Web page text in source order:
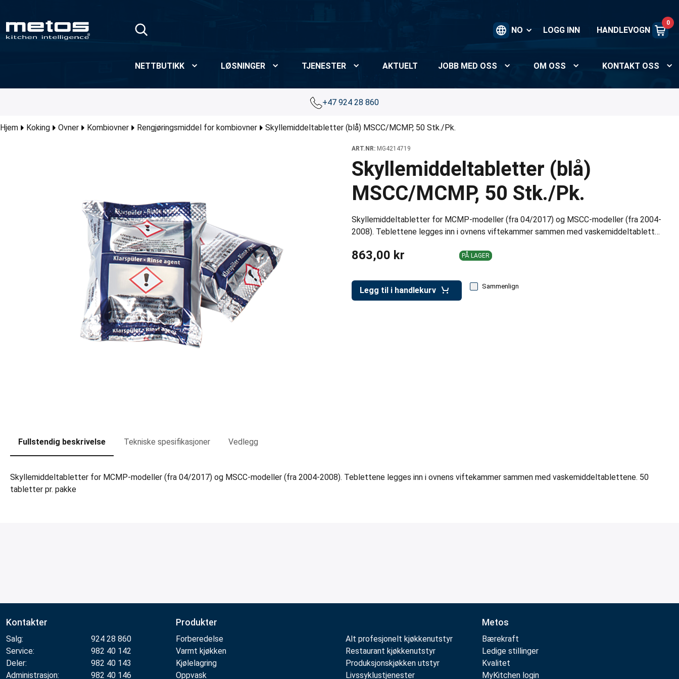
NO LOGG INN HANDLEVOGN
0
NETTBUTIKK LØSNINGER TJENESTER AKTUELT JOBB MED OSS OM OSS KONTAKT OSS
+47 924 28 860
Hjem Koking Ovner Kombiovner Rengjøringsmiddel for kombiovner Skyllemiddeltabletter (blå) MSCC/MCMP, 50 Stk./Pk.
ART.NR: MG4214719
Skyllemiddeltabletter (blå)
MSCC/MCMP, 50 Stk./Pk.
Skyllemiddeltabletter for MCMP-modeller (fra 04/2017) og MSCC-modeller (fra 2004-
2008). Teblettene legges inn i ovnens viftekammer sammen med vaskemiddeltablett…
863,00 kr PÅ LAGER
Legg til i handlekurv Sammenlign
Fullstendig beskrivelse Tekniske spesifikasjoner Vedlegg
Skyllemiddeltabletter for MCMP-modeller (fra 04/2017) og MSCC-modeller (fra 2004-2008). Teblettene legges inn i ovnens viftekammer sammen med vaskemiddeltablettene. 50
tabletter pr. pakke
Kontakter
Salg:
924 28 860
Service:
982 40 142
Deler:
982 40 143
Administrasjon:
982 40 146
Produkter
Forberedelse
Varmt kjøkken
Kjølelagring
Oppvask
Alt profesjonelt kjøkkenutstyr
Restaurant kjøkkenutstyr
Produksjonskjøkken utstyr
Livssyklustjenester
Metos
Bærekraft
Ledige stillinger
Kvalitet
MyKitchen login